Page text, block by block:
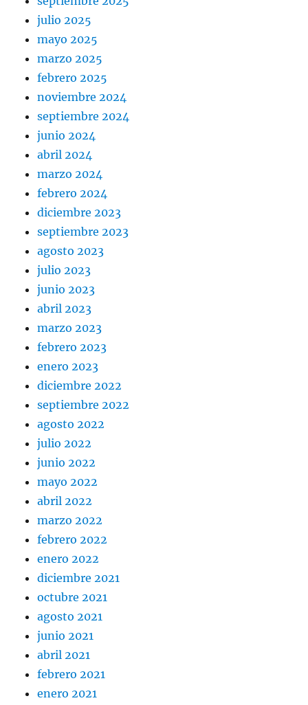
julio 2025
mayo 2025
marzo 2025
febrero 2025
noviembre 2024
septiembre 2024
junio 2024
abril 2024
marzo 2024
febrero 2024
diciembre 2023
septiembre 2023
agosto 2023
julio 2023
junio 2023
abril 2023
marzo 2023
febrero 2023
enero 2023
diciembre 2022
septiembre 2022
agosto 2022
julio 2022
junio 2022
mayo 2022
abril 2022
marzo 2022
febrero 2022
enero 2022
diciembre 2021
octubre 2021
agosto 2021
junio 2021
abril 2021
febrero 2021
enero 2021